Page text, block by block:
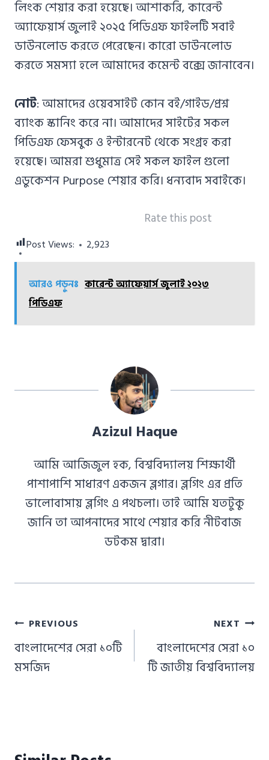
লিংক শেয়ার করা হয়েছে। আশাকরি, কারেন্ট
অ্যাফেয়ার্স জুলাই ২০২৫ পিডিএফ ফাইলটি সবাই
ডাউনলোড করতে পেরেছেন। কারো ডাউনলোড
করতে সমস্যা হলে আমাদের কমেন্ট বক্সে জানাবেন।
নোট: আমাদের ওয়েবসাইট কোন বই/গাইড/প্রশ্ন
ব্যাংক স্কানিং করে না। আমাদের সাইটের সকল
পিডিএফ ফেসবুক ও ইন্টারনেট থেকে সংগ্রহ করা
হয়েছে। আমরা শুধুমাত্র সেই সকল ফাইল গুলো
এডুকেশন Purpose শেয়ার করি। ধন্যবাদ সবাইকে।
Rate this post
Post Views: 2,923
আরও পড়ুনঃ কারেন্ট অ্যাফেয়ার্স জুলাই ২০২৩
পিডিএফ
Azizul Haque
আমি আজিজুল হক, বিশ্ববিদ্যালয় শিক্ষার্থী
পাশাপাশি সাধারণ একজন ব্লগার। ব্লগিং এর প্রতি
ভালোবাসায় ব্লগিং এ পথচলা। তাই আমি যতটুকু
জানি তা আপনাদের সাথে শেয়ার করি নীটবাজ
ডটকম দ্বারা।
Post
navigation
PREVIOUS
বাংলাদেশের সেরা ১০টি
মসজিদ
NEXT
বাংলাদেশের সেরা ১০
টি জাতীয় বিশ্ববিদ্যালয়